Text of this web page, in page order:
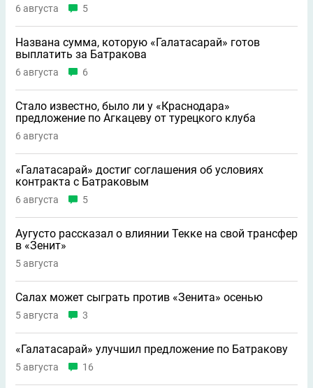
6 августа 5
Названа сумма, которую «Галатасарай» готов
выплатить за Батракова
6 августа 6
Стало известно, было ли у «Краснодара»
предложение по Агкацеву от турецкого клуба
6 августа
«Галатасарай» достиг соглашения об условиях
контракта с Батраковым
6 августа 5
Аугусто рассказал о влиянии Текке на свой трансфер
в «Зенит»
5 августа
Салах может сыграть против «Зенита» осенью
5 августа 3
«Галатасарай» улучшил предложение по Батракову
5 августа 16